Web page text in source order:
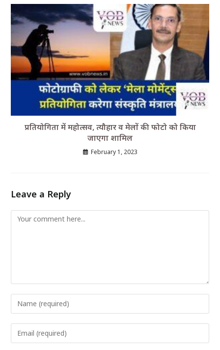
प्रतियोगिता में महोत्सव, त्यौहार व मेलों की फोटो को किया
जाएगा शामिल
February 1, 2023
Leave a Reply